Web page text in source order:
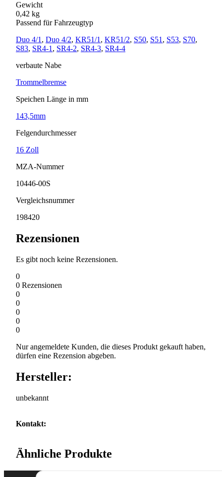
Gewicht
0,42 kg
Passend für Fahrzeugtyp
Duo 4/1 , Duo 4/2, KR51/1 , KR51/2, S50, S51 , S53, S70,
S83, SR4-1 , SR4-2, SR4-3, SR4-4
verbaute Nabe
Trommelbremse
Speichen Länge in mm
143,5mm
Felgendurchmesser
16 Zoll
MZA-Nummer
10446-00S
Vergleichsnummer
198420
Rezensionen
Es gibt noch keine Rezensionen.
0
0 Rezensionen
0
0
0
0
0
Nur angemeldete Kunden, die dieses Produkt gekauft haben,
dürfen eine Rezension abgeben.
Hersteller:
unbekannt
Kontakt:
Ähnliche Produkte